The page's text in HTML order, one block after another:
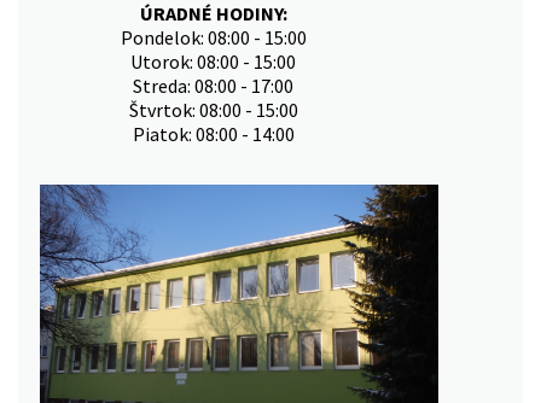
ÚRADNÉ HODINY:
Pondelok: 08:00 - 15:00
Utorok: 08:00 - 15:00
Streda: 08:00 - 17:00
Štvrtok: 08:00 - 15:00
Piatok: 08:00 - 14:00